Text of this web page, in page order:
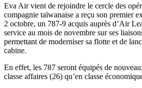
Eva Air vient de rejoindre le cercle des
compagnie taïwanaise a reçu son premier
2 octobre, un 787-9 acquis auprès d’Air
service au mois de novembre sur ses
permettant de moderniser sa flotte et de
cabine.
En effet, les 787 seront équipés de
classe affaires (26) qu’en classe